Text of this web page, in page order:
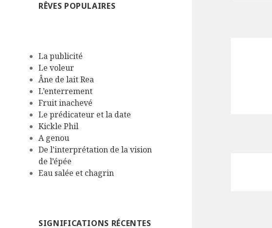
RÊVES POPULAIRES
La publicité
Le voleur
Âne de lait Rea
L’enterrement
Fruit inachevé
Le prédicateur et la date
Kickle Phil
A genou
De l’interprétation de la vision
de l’épée
Eau salée et chagrin
SIGNIFICATIONS RÉCENTES